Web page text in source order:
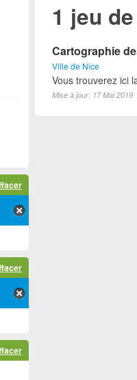
1 jeu
Cartographie
Ville de Nice
Vous trouverez ici
Mise à jour: 17 Mai 2019